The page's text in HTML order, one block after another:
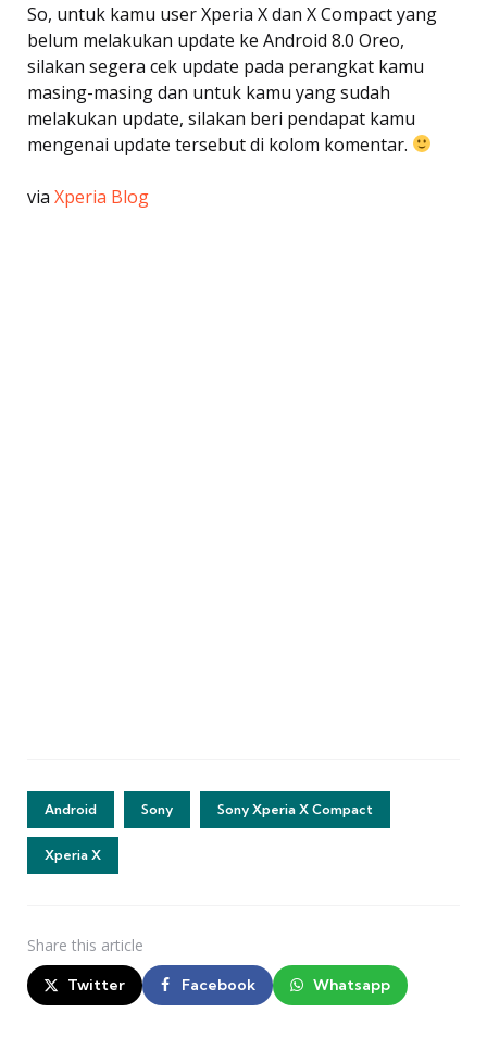
So, untuk kamu user Xperia X dan X Compact yang
belum melakukan update ke Android 8.0 Oreo,
silakan segera cek update pada perangkat kamu
masing-masing dan untuk kamu yang sudah
melakukan update, silakan beri pendapat kamu
mengenai update tersebut di kolom komentar.
via Xperia Blog
Android Sony Sony Xperia X Compact
Xperia X
Share this article
Twitter Facebook Whatsapp